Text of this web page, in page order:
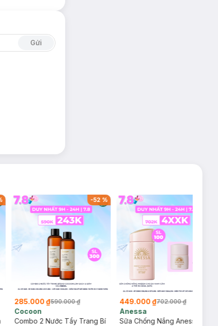
Gửi
-52 %
285.000 ₫590.000 ₫
Cocoon
Combo 2 Nước Tẩy Trang Bí
449.000 ₫702.000 ₫
Anessa
Sữa Chống Nắng Anessa